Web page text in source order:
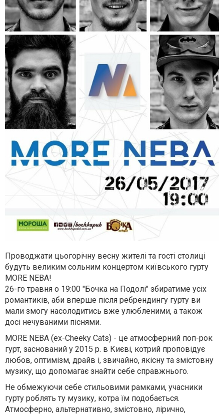
Проводжати цьогорічну весну жителі та гості столиці
будуть великим сольним концертом київського гурту
MORE NEBA!
26-го травня о 19:00 "Бочка на Подолі" збиратиме усіх
романтиків, аби вперше після ребрендингу гурту ви
мали змогу насолодитись вже улюбленими, а також
досі нечуваними піснями.
MORE NEBA (ex-Cheeky Cats) - це атмосферний поп-рок
гурт, заснований у 2015 р. в Києві, котрий проповідує
любов, оптимізм, драйв і, звичайно, якісну та змістовну
музику, що допомагає знайти себе справжнього.
Не обмежуючи себе стильовими рамками, учасники
гурту роблять ту музику, котра їм подобається.
Атмосферно, альтернативно, змістовно, лірично,